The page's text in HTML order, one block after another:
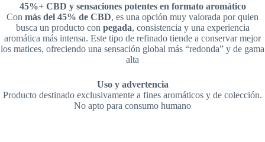
45%+ CBD y sensaciones potentes en formato aromático
Con más del 45% de CBD, es una opción muy valorada por quien
busca un producto con pegada, consistencia y una experiencia
aromática más intensa. Este tipo de refinado tiende a conservar mejor
los matices, ofreciendo una sensación global más “redonda” y de gama
alta
Uso y advertencia
Producto destinado exclusivamente a fines aromáticos y de colección.
No apto para consumo humano